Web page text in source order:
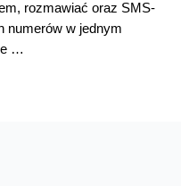
rozmawiać oraz SMS-
numerów w jednym
…